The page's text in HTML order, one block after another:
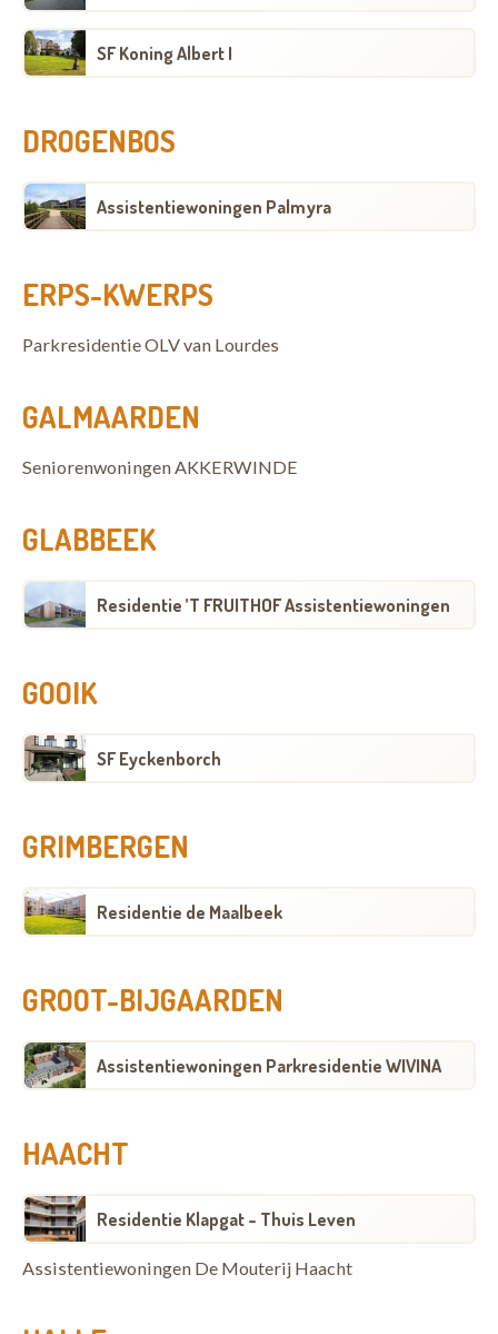
SF Koning Albert I
DROGENBOS
Assistentiewoningen Palmyra
ERPS-KWERPS
Parkresidentie OLV van Lourdes
GALMAARDEN
Seniorenwoningen AKKERWINDE
GLABBEEK
Residentie ’T FRUITHOF Assistentiewoningen
GOOIK
SF Eyckenborch
GRIMBERGEN
Residentie de Maalbeek
GROOT-BIJGAARDEN
Assistentiewoningen Parkresidentie WIVINA
HAACHT
Residentie Klapgat - Thuis Leven
Assistentiewoningen De Mouterij Haacht